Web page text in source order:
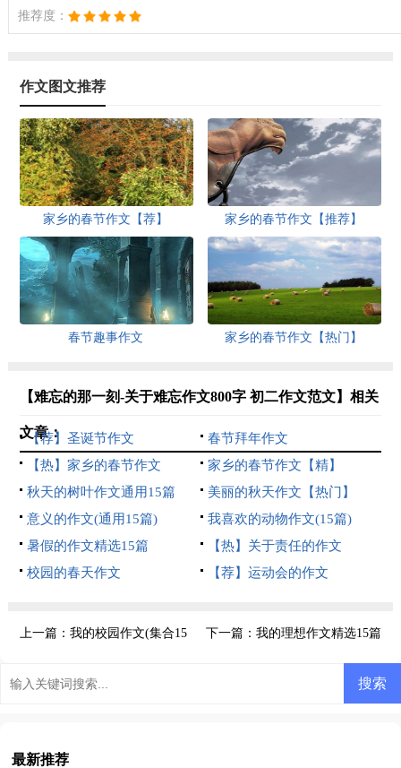
推荐度：
作文图文推荐
家乡的春节作文【荐】 家乡的春节作文【推荐】
春节趣事作文 家乡的春节作文【热门】
【难忘的那一刻-关于难忘作文800字 初二作文范文】相关
文章：
【荐】圣诞节作文
春节拜年作文
【热】家乡的春节作文
家乡的春节作文【精】
秋天的树叶作文通用15篇
美丽的秋天作文【热门】
意义的作文(通用15篇)
我喜欢的动物作文(15篇)
暑假的作文精选15篇
【热】关于责任的作文
校园的春天作文
【荐】运动会的作文
上一篇： 我的校园作文(集合15 下一篇：我的理想作文精选15篇
最新推荐